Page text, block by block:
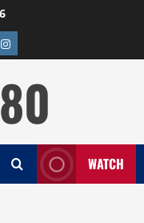
instagram
WATCH